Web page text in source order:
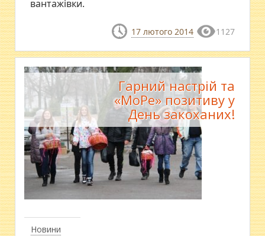
вантажівки.
17 лютого 2014 1127
Новини
Гарний настрій та
«МоРе» позитиву у
День закоханих!